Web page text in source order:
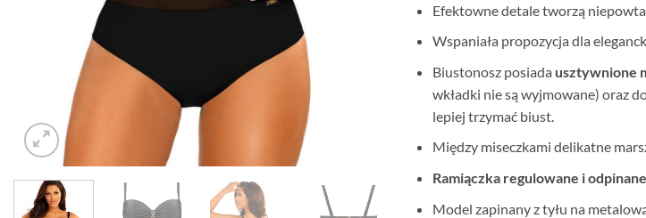
Efektowne detale tworzą
Wspaniała propozycja dla
Biustonosz posiada usztywnione
wkładki nie są wyjmowane) oraz
lepiej trzymać biust.
Między miseczkami delikatne
Ramiączka regulowane i
Model zapinany z tyłu na